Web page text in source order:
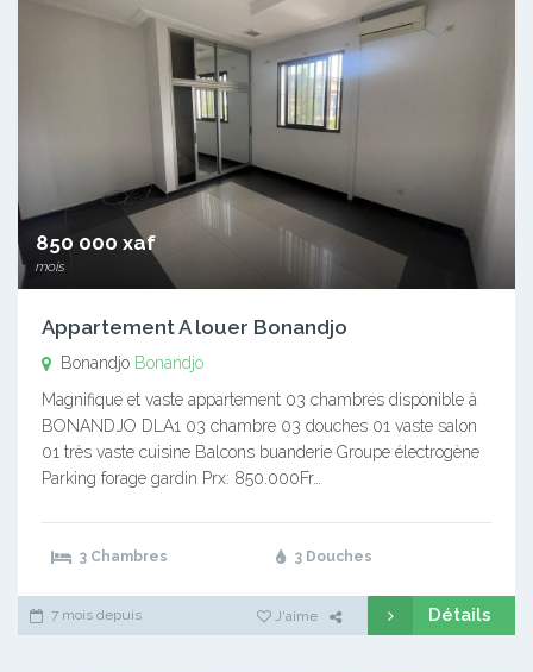
850 000 xaf
mois
Appartement A louer Bonandjo
Bonandjo Bonandjo
Magnifique et vaste appartement 03 chambres disponible à
BONANDJO DLA1 03 chambre 03 douches 01 vaste salon
01 très vaste cuisine Balcons buanderie Groupe électrogène
Parking forage gardin Prx: 850.000Fr…
3 Chambres 3 Douches
7 mois depuis J'aime Détails